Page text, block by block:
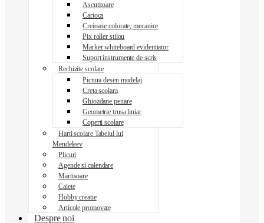
Ascutitoare
Carioca
Creioane colorate, mecanice
Pix roller stilou
Marker whiteboard evidentiator
Suport instrumente de scris
Rechizite scolare
Pictura desen modelaj
Creta scolara
Ghiozdane penare
Geometrie trusa liniar
Coperti scolare
Harti scolare Tabelul lui
Mendeleev
Plicuri
Agende si calendare
Martisoare
Caiete
Hobby creatie
Articole promovate
Despre noi